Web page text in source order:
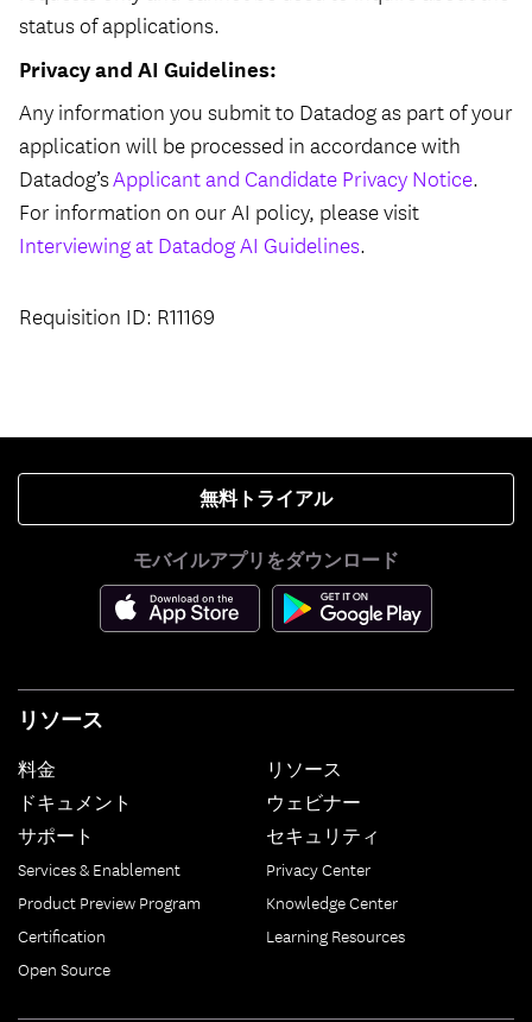
status of applications.
Privacy and AI Guidelines:
Any information you submit to Datadog as part of your
application will be processed in accordance with
Datadog’sApplicant and Candidate Privacy Notice.
For information on our AI policy, please visit
Interviewing at Datadog AI Guidelines.
Requisition ID: R11169
無料トライアル
モバイルアプリをダウンロード
リソース
料金
ドキュメント
サポート
Services & Enablement
Product Preview Program
Certification
Open Source
リソース
ウェビナー
セキュリティ
Privacy Center
Knowledge Center
Learning Resources